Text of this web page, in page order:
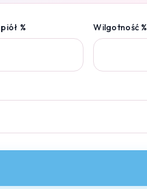
% Wilgotność %